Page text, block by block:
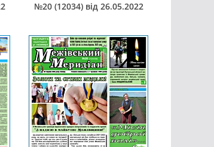
№20 (12034) від 26.05.2022